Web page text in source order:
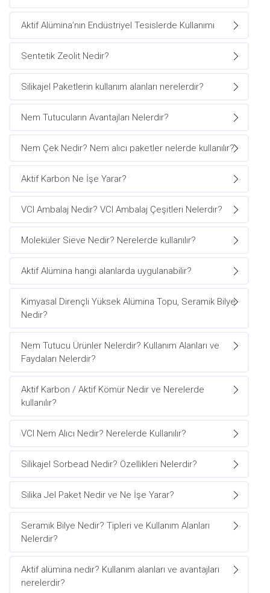
Aktif Alümina’nın Endüstriyel Tesislerde Kullanımı
Sentetik Zeolit Nedir?
Silikajel Paketlerin kullanım alanları nerelerdir?
Nem Tutucuların Avantajları Nelerdir?
Nem Çek Nedir? Nem alıcı paketler nelerde kullanılır?
Aktif Karbon Ne İşe Yarar?
VCI Ambalaj Nedir? VCI Ambalaj Çeşitleri Nelerdir?
Moleküler Sieve Nedir? Nerelerde kullanılır?
Aktif Alümina hangi alanlarda uygulanabilir?
Kimyasal Dirençli Yüksek Alümina Topu, Seramik Bilye
Nedir?
Nem Tutucu Ürünler Nelerdir? Kullanım Alanları ve
Faydaları Nelerdir?
Aktif Karbon / Aktif Kömür Nedir ve Nerelerde
kullanılır?
VCI Nem Alıcı Nedir? Nerelerde Kullanılır?
Silikajel Sorbead Nedir? Özellikleri Nelerdir?
Silika Jel Paket Nedir ve Ne İşe Yarar?
Seramik Bilye Nedir? Tipleri ve Kullanım Alanları
Nelerdir?
Aktif alümina nedir? Kullanım alanları ve avantajları
nerelerdir?